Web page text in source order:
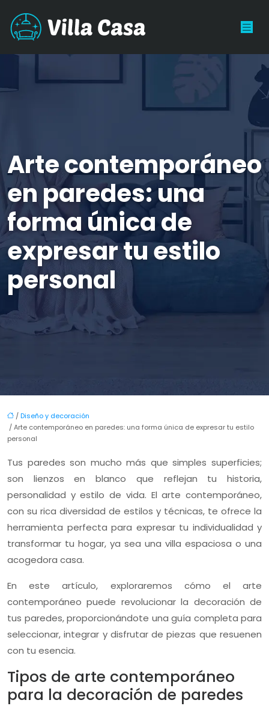
Arte contemporáneo
en paredes: una
forma única de
expresar tu estilo
personal
/Diseño y decoración
/ Arte contemporáneo en paredes: una forma única de expresar tu estilo
personal
Tus paredes son mucho más que simples superficies;
son lienzos en blanco que reflejan tu historia,
personalidad y estilo de vida. El arte contemporáneo,
con su rica diversidad de estilos y técnicas, te ofrece la
herramienta perfecta para expresar tu individualidad y
transformar tu hogar, ya sea una villa espaciosa o una
acogedora casa.
En este artículo, exploraremos cómo el arte
contemporáneo puede revolucionar la decoración de
tus paredes, proporcionándote una guía completa para
seleccionar, integrar y disfrutar de piezas que resuenen
con tu esencia.
Tipos de arte contemporáneo
para la decoración de paredes